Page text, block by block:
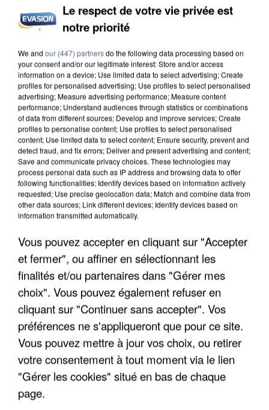
DE SOLIDARITÉ AVEC LES...
APRÈS TOUTES CES CANICULES, LES REFUGES
DE FAUNE SAUVAGE SONT...
Le respect de votre vie privée est
notre priorité
We and our (447) partnersdo the following data processing based on
your consent and/or our legitimate interest: Store and/or access
information on a device; Use limited data to select advertising; Create
profiles for personalised advertising; Use profiles to select personalised
advertising; Measure advertising performance; Measure content
performance; Understand audiences through statistics or combinations
of data from different sources; Develop and improve services; Create
profiles to personalise content; Use profiles to select personalised
content; Use limited data to select content; Ensure security, prevent and
detect fraud, and fix errors; Deliver and present advertising and content;
Save and communicate privacy choices. These technologies may
process personal data such as IP address and browsing data to offer
following functionalities: Identify devices based on information actively
requested; Use precise geolocation data; Match and combine data from
other data sources; Link different devices; Identify devices based on
information transmitted automatically.
Vous pouvez accepter en cliquant sur "Accepter
et fermer", ou affiner en sélectionnant les
finalités et/ou partenaires dans "Gérer mes
choix". Vous pouvez également refuser en
cliquant sur "Continuer sans accepter". Vos
préférences ne s'appliqueront que pour ce site.
Vous pouvez mettre à jour vos choix, ou retirer
votre consentement à tout moment via le lien
"Gérer les cookies" situé en bas de chaque
page.